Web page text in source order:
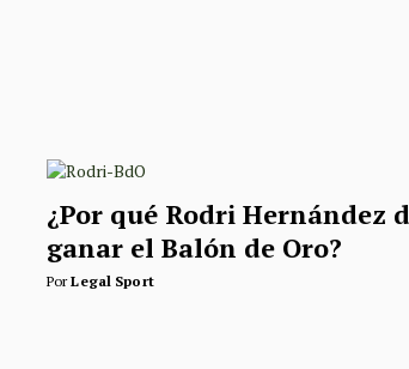
¿Por qué Rodri Hernández
ganar el Balón de Oro?
PorLegal Sport